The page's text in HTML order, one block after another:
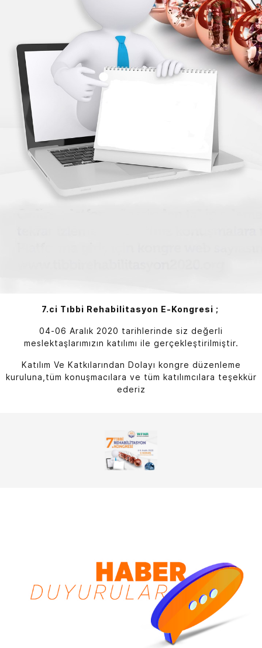
7.ci Tıbbi Rehabilitasyon E-Kongresi ;
04-06 Aralık 2020 tarihlerinde siz değerli
meslektaşlarımızın katılımı ile gerçekleştirilmiştir.
Katılım Ve Katkılarından Dolayı kongre düzenleme
kuruluna,tüm konuşmacılara ve tüm katılımcılara teşekkür
ederiz